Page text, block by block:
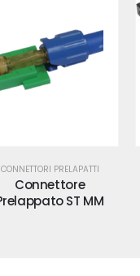
CONNETTORI PRELAPATTI
Connettore
ST MM